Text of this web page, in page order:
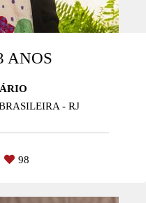
ANOS
- RJ
98